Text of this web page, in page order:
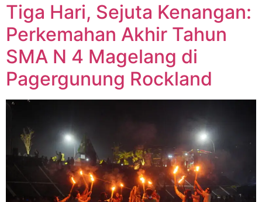
Tiga Hari, Sejuta Kenangan:
Perkemahan Akhir Tahun
SMA N 4 Magelang di
Pagergunung Rockland